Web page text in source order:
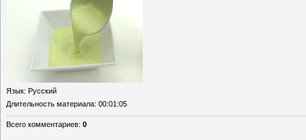
Язык: Русский
Длительность материала: 00:01:05
Всего комментариев: 0